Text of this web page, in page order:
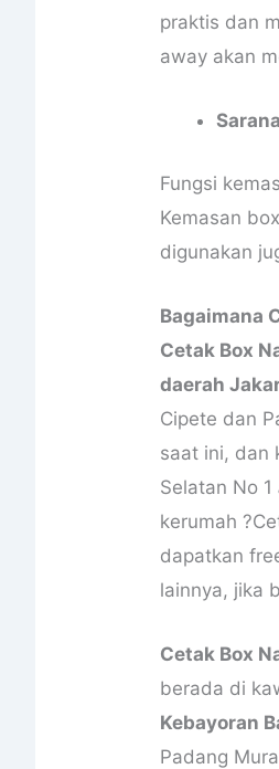
praktis dan
away akan
Fungsi
Kemasan
digunakan
Bagaimana
Cetak Box
daerah
Cipete dan
saat ini, dan
Selatan No 1
kerumah
dapatkan
lainnya, jika
Cetak Box
berada di
Kebayoran
Padang